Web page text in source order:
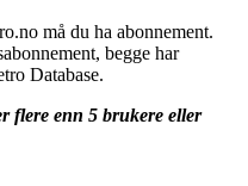
må du ha abonnement.
begge har
Database.
flere enn 5 brukere eller